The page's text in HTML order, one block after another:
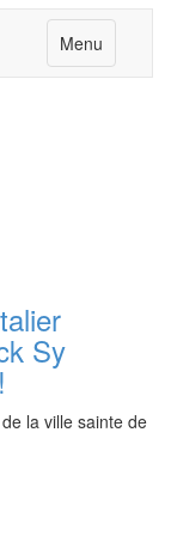
Menu
Sy
la ville sainte de